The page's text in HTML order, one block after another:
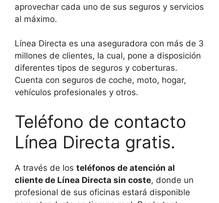
aprovechar cada uno de sus seguros y servicios
al máximo.
Línea Directa es una aseguradora con más de 3
millones de clientes, la cual, pone a disposición
diferentes tipos de seguros y coberturas.
Cuenta con seguros de coche, moto, hogar,
vehículos profesionales y otros.
Teléfono de contacto
Línea Directa gratis.
A través de los teléfonos de atención al
cliente de Línea Directa sin coste, donde un
profesional de sus oficinas estará disponible